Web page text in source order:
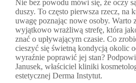
Nie bez powodu mówi się, że oczy
duszy. To często pierwsza rzecz, na
uwagę poznając nowe osoby. Warto
wyjątkowo wrażliwą strefę, która
znać o upływającym czasie. Co
cieszyć się świetną kondycją okolic
wyraźnie poprawić jej stan?
Janusek, właściciel kliniki
estetycznej Derma Instytut.